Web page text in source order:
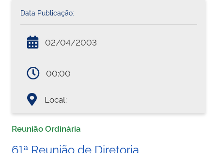
Data Publicação:
02/04/2003
00:00
Local:
Reunião Ordinária
61ª Reunião de Diretoria